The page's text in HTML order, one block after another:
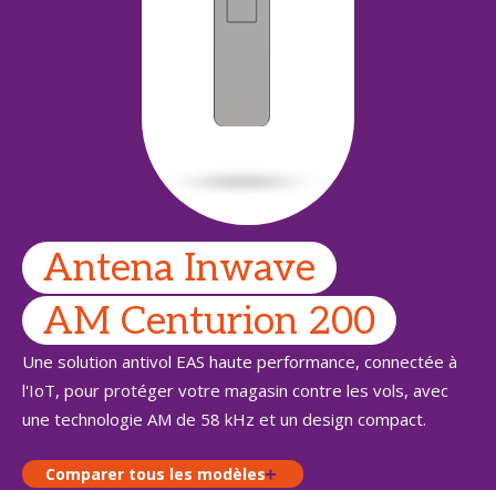
Antena Inwave
AM Centurion 200
Une solution antivol EAS haute performance, connectée à
l'IoT, pour protéger votre magasin contre les vols, avec
une technologie AM de 58 kHz et un design compact.
Comparer tous les modèles